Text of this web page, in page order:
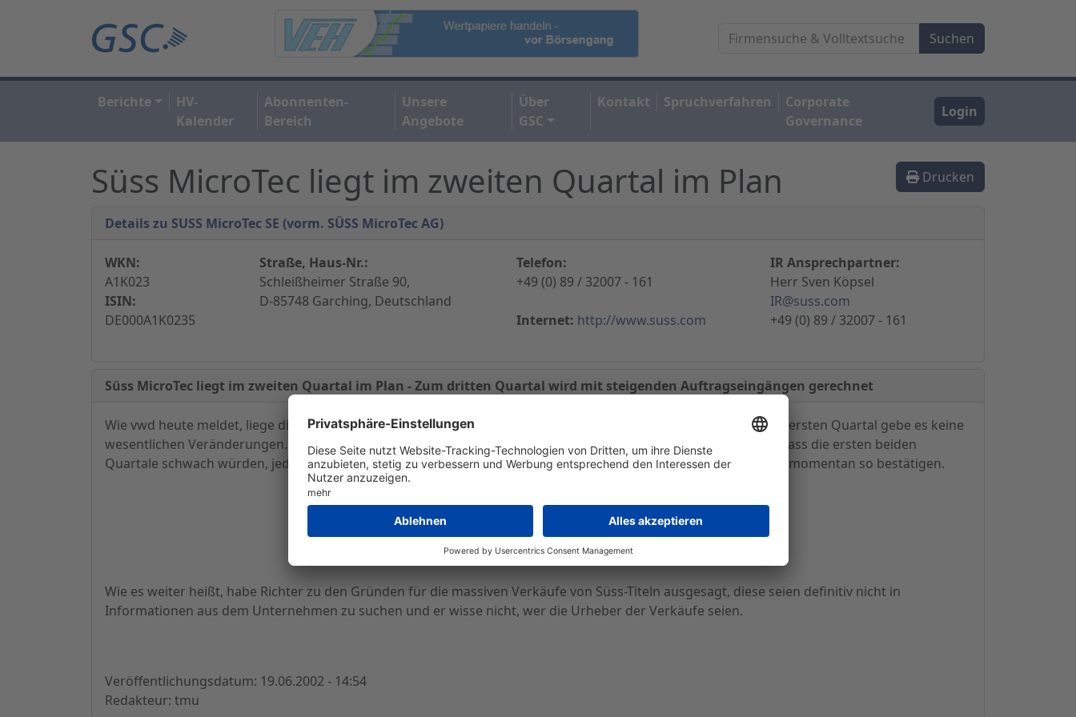
Berichte
HV-
Kalender
Abonnenten-
Bereich
Unsere
Angebote
Über
GSC
Kontakt Spruchverfahren
Corporate
Governance
Login
Drucken
Süss MicroTec liegt im zweiten Quartal im Plan
Details zu SUSS MicroTec SE (vorm. SÜSS MicroTec AG)
WKN:
A1K023
ISIN:
DE000A1K0235
Straße, Haus-Nr.:
Schleißheimer Straße 90,
D-85748 Garching, Deutschland
Telefon:
+49 (0) 89 / 32007 - 161
Internet: http://www.suss.com
IR Ansprechpartner:
Herr Sven Köpsel
IR@suss.com
+49 (0) 89 / 32007 - 161
Süss MicroTec liegt im zweiten Quartal im Plan - Zum dritten Quartal wird mit steigenden Auftragseingängen gerechnet
Wie vwd heute meldet, liege die Süss MicroTec AG im zweiten Quartal innerhalb der Planungen. Gegenüber dem ersten Quartal gebe es keine
wesentlichen Veränderungen. Der Vorstandsvorsitzende Richter habe mitgeteilt, man könne die Einschätzung, dass die ersten beiden
Quartale schwach würden, jedoch mit einem ansteigenden Auftragseingang ab dem Ende des zweiten Quartals, momentan so bestätigen.
Wie es weiter heißt, habe Richter zu den Gründen für die massiven Verkäufe von Süss-Titeln ausgesagt, diese seien definitiv nicht in
Informationen aus dem Unternehmen zu suchen und er wisse nicht, wer die Urheber der Verkäufe seien.
Veröffentlichungsdatum: 19.06.2002 - 14:54
Redakteur: tmu